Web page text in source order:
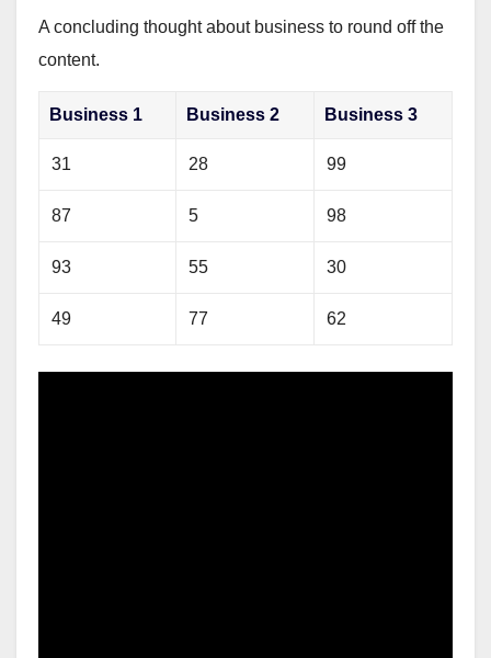
A concluding thought about business to round off the
content.
Business 1 Business 2 Business 3
31 28 99
87 5 98
93 55 30
49 77 62